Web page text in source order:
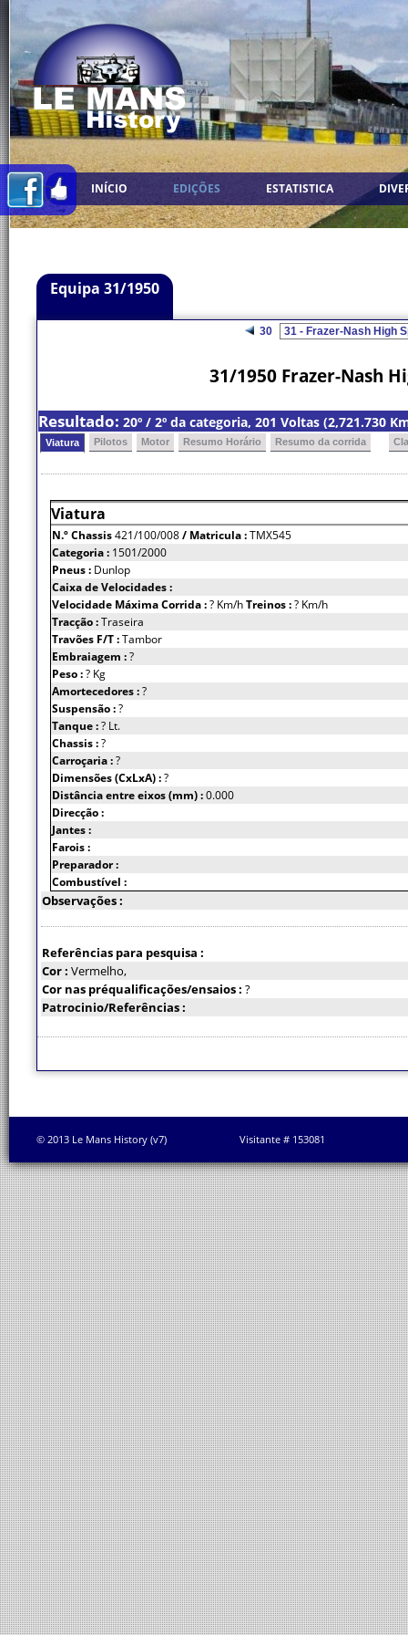
INÍCIO EDIÇÕES ESTATISTICA
Equipa 31/1950
30
31/1950 Frazer-Nash
Resultado: 20º / 2º da categoria, 201 Voltas (2,721.730
Viatura Pilotos Motor Resumo Horário Resumo da corrida
Viatura
N.º Chassis421/100/008/ Matricula :TMX545
Categoria : 1501/2000
Pneus : Dunlop
Caixa de Velocidades :
Velocidade Máxima Corrida :? Km/hTreinos :? Km/h
Tracção :Traseira
Travões F/T :Tambor
Embraiagem :?
Peso :? Kg
Amortecedores :?
Suspensão :?
Tanque :? Lt.
Chassis :?
Carroçaria :?
Dimensões (CxLxA) :?
Distância entre eixos (mm) :0.000
Direcção :
Jantes :
Farois :
Preparador :
Combustível :
Observações :
Referências para pesquisa :
Cor : Vermelho,
Cor nas préqualificações/ensaios : ?
Patrocinio/Referências :
© 2013 Le Mans History (v7) Visitante # 153081